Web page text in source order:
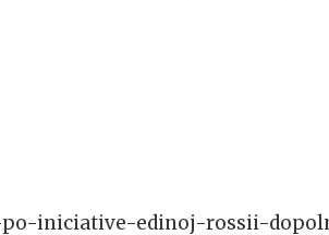
po-iniciative-edinoj-rossii-